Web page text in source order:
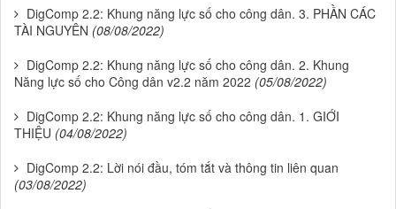
DigComp 2.2: Khung năng lực số cho công dân. 3. PHẦN CÁC
TÀI NGUYÊN (08/08/2022)
DigComp 2.2: Khung năng lực số cho công dân. 2. Khung
Năng lực số cho Công dân v2.2 năm 2022 (05/08/2022)
DigComp 2.2: Khung năng lực số cho công dân. 1. GIỚI
THIỆU (04/08/2022)
DigComp 2.2: Lời nói đầu, tóm tắt và thông tin liên quan
(03/08/2022)